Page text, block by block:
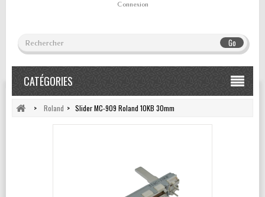
Go
Connexion
CATÉGORIES
> Roland > Slider MC-909 Roland 10KB 30mm